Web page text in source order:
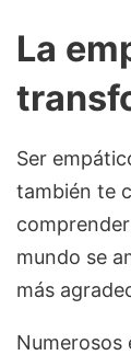
La
Ser
también te
mundo se
más
Numerosos